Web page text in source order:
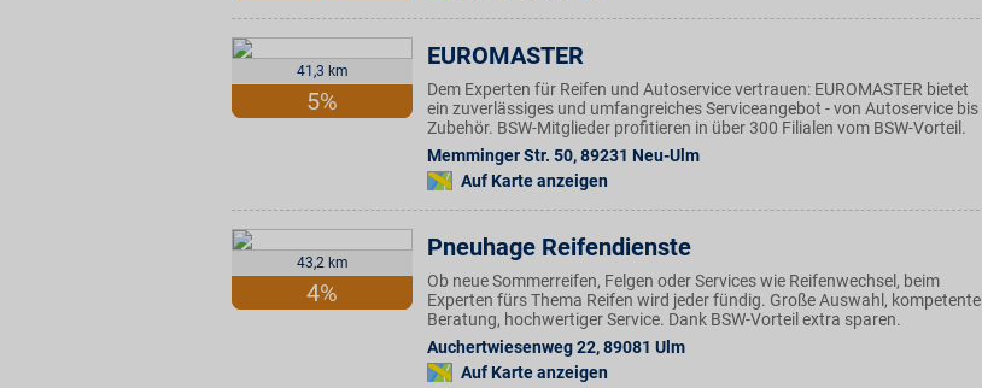
41,3 km
5%
EUROMASTER
Dem Experten für Reifen und Autoservice vertrauen: EUROMASTER bietet
ein zuverlässiges und umfangreiches Serviceangebot - von Autoservice bis
Zubehör. BSW-Mitglieder profitieren in über 300 Filialen vom BSW-Vorteil.
Memminger Str. 50,89231 Neu-Ulm
Auf Karte anzeigen
43,2 km
4%
Pneuhage Reifendienste
Ob neue Sommerreifen, Felgen oder Services wie Reifenwechsel, beim
Experten fürs Thema Reifen wird jeder fündig. Große Auswahl, kompetente
Beratung, hochwertiger Service. Dank BSW-Vorteil extra sparen.
Auchertwiesenweg 22,89081 Ulm
Auf Karte anzeigen